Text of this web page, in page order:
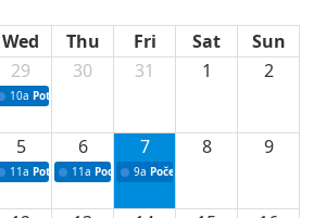
Wed Thu Fri Sat
Sun
29
10a Potpisivanje ugovora sa neprofitnim
30 31 1 2
5
11a Potpisivanje ugovora o stipendijama za
6
11a Podrška razvoju vodne infrastrukture u
7
9a Početak izgradnje nove
8 9